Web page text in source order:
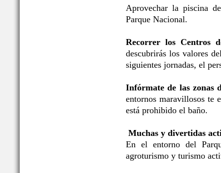
Aprovechar la piscina
Parque Nacional.
Recorrer los Centros
descubrirás los valores
siguientes jornadas, el
Infórmate de las zonas
entornos maravillosos te
está prohibido el baño.
Muchas y divertidas
En el entorno del
agroturismo y turismo